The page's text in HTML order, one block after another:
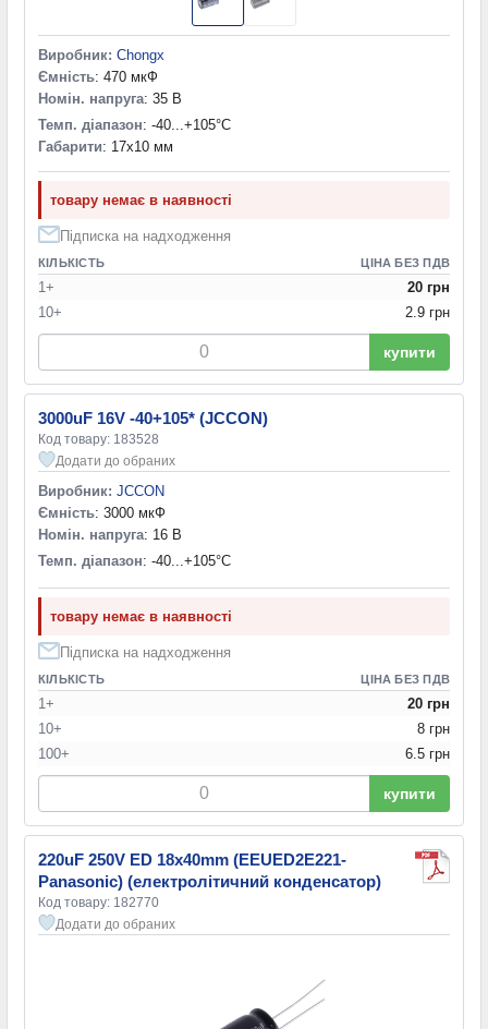
Виробник: Chongx
Ємність: 470 мкФ
Номін. напруга: 35 В
Темп. діапазон: -40...+105°С
Габарити: 17x10 мм
товару немає в наявності
Підписка на надходження
КІЛЬКІСТЬ ЦІНА БЕЗ ПДВ
1+
20 грн
10+
2.9 грн
купити
3000uF 16V -40+105* (JCCON)
Код товару: 183528
Додати до обраних
Виробник: JCCON
Ємність: 3000 мкФ
Номін. напруга: 16 В
Темп. діапазон: -40...+105°С
товару немає в наявності
Підписка на надходження
КІЛЬКІСТЬ ЦІНА БЕЗ ПДВ
1+
20 грн
10+
8 грн
100+
6.5 грн
купити
220uF 250V ED 18x40mm (EEUED2E221-
Panasonic) (електролітичний конденсатор)
Код товару: 182770
Додати до обраних